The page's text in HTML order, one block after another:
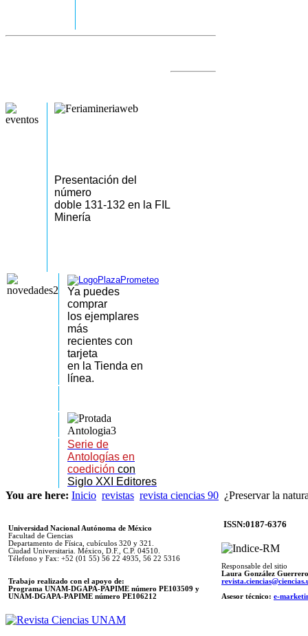
Presentación del
número
doble 131-132 en la FIL
Minería
Ya puedes
comprar
los ejemplares
más
recientes con
tarjeta
en la Tienda en
línea.
Serie de
Antologías en
coedición con
Siglo XXI Editores
You are here: Inicio revistas revista ciencias 90 ¿Preservar la
Universidad Nacional Autónoma de México
Facultad de Ciencias
Departamento de Física, cubículos 320 y 321.
Ciudad Universitaria. México, D.F., C.P. 04510.
Télefono y Fax: +52 (01 55) 56 22 4935, 56 22 5316
Trabajo realizado con el apoyo de:
Programa UNAM-DGAPA-PAPIME número PE103509 y
UNAM-DGAPA-PAPIME número PE106212
ISSN:0187-6376
Responsable del sitio
Laura González Guerrero
Asesor técnico: e-